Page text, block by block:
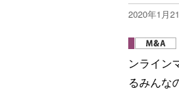
2020年1月
ンライン
るみんな